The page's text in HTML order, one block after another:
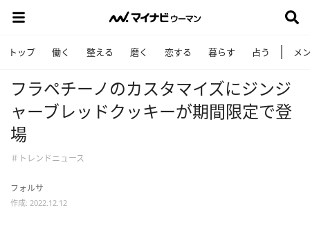
トップ 働く 整える 磨く 恋する 暮らす 占う メ
フラペチーノのカスタマイズにジンジ
ャーブレッドクッキーが期間限定で登
場
＃トレンドニュース
フォルサ
作成: 2022.12.12